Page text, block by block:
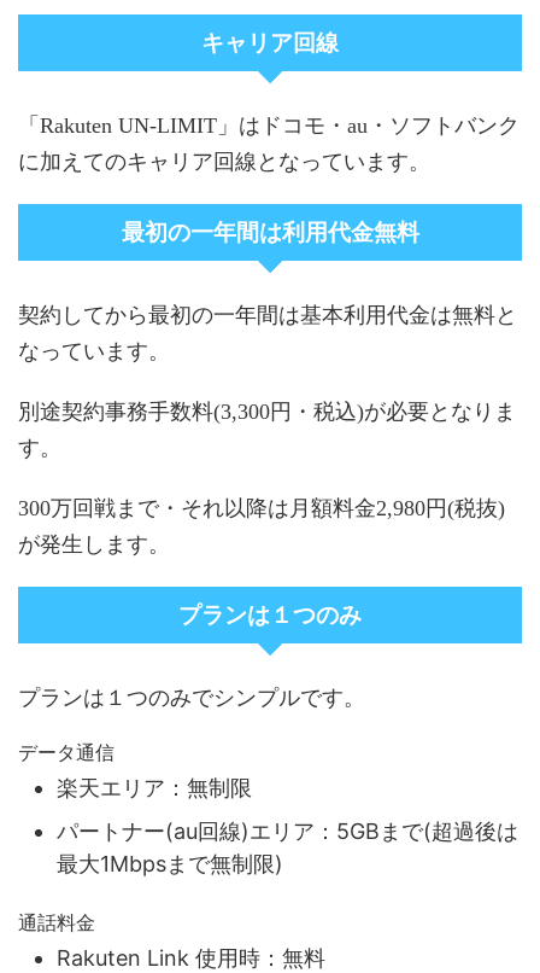
キャリア回線
「Rakuten UN-LIMIT」はドコモ・au・ソフトバンク
に加えてのキャリア回線となっています。
最初の一年間は利用代金無料
契約してから最初の一年間は基本利用代金は無料と
なっています。
別途契約事務手数料(3,300円・税込)が必要となりま
す。
300万回戦まで・それ以降は月額料金2,980円(税抜)
が発生します。
プランは１つのみ
プランは１つのみでシンプルです。
データ通信
楽天エリア：無制限
パートナー(au回線)エリア：5GBまで(超過後は
最大1Mbpsまで無制限)
通話料金
Rakuten Link 使用時：無料